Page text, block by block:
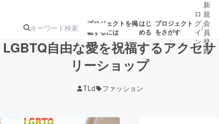
プロジェクトを掲
載するには
はじ
める
プロジェクト
をさがす
ジェクト
ロジェクト
ロ
グ
イ
ン
/
新
規
会
員
登
録
LGBTQ自由な愛を祝福するアクセサ
リーショップ
TLd ファッション